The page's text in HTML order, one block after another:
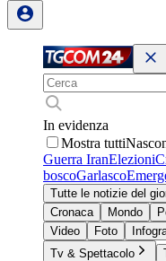
In evidenza
Mostra tutti
Guerra IranElezioni
boscoGarlasco
Tutte le notizie del
Cronaca
Mondo
Video
Foto
Tv & Spettacolo